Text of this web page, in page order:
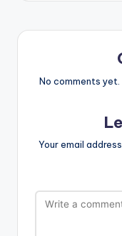
No comments
Your email